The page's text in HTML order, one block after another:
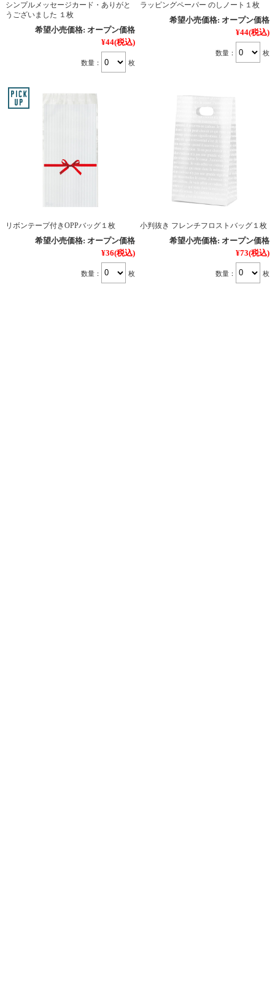
シンプルメッセージカード・ありがと
うございました １枚
希望小売価格: オープン価格
¥44(税込)
数量： 枚
ラッピングペーパー のしノート１枚
希望小売価格: オープン価格
¥44(税込)
数量： 枚
リボンテープ付きOPPバッグ１枚
希望小売価格: オープン価格
¥36(税込)
数量： 枚
小判抜き フレンチフロストバッグ１枚
希望小売価格: オープン価格
¥73(税込)
数量： 枚